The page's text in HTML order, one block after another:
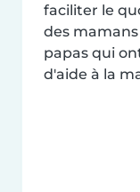
faciliter le
des
papas qui
d'aide à la